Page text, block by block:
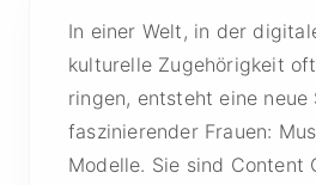
In einer Welt, in der
kulturelle Zugehörigkeit
ringen, entsteht eine neue
faszinierender Frauen:
Modelle. Sie sind Content